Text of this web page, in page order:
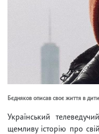
Бєдняков описав своє життя в
Український
щемливу історію про